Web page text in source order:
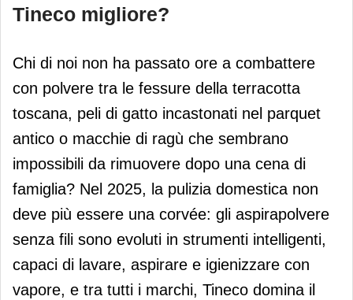
Tineco migliore?
Qual è il miglior aspirapolvere senza
fili nel 2025? Qual è la Tineco
migliore?
Chi di noi non ha passato ore a combattere
con polvere tra le fessure della terracotta
toscana, peli di gatto incastonati nel parquet
antico o macchie di ragù che sembrano
impossibili da rimuovere dopo una cena di
famiglia? Nel 2025, la pulizia domestica non
deve più essere una corvée: gli aspirapolvere
senza fili sono evoluti in strumenti intelligenti,
capaci di lavare, aspirare e igienizzare con
vapore, e tra tutti i marchi, Tineco domina il